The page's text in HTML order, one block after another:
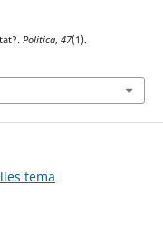
Politica, 47(1).
tema